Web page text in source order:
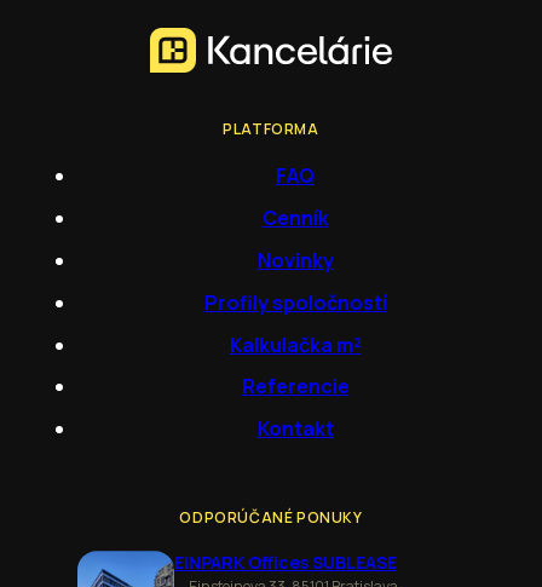
PLATFORMA
FAQ
Cenník
Novinky
Profily spoločností
Kalkulačka m²
Referencie
Kontakt
ODPORÚČANÉ PONUKY
EINPARK Offices SUBLEASE